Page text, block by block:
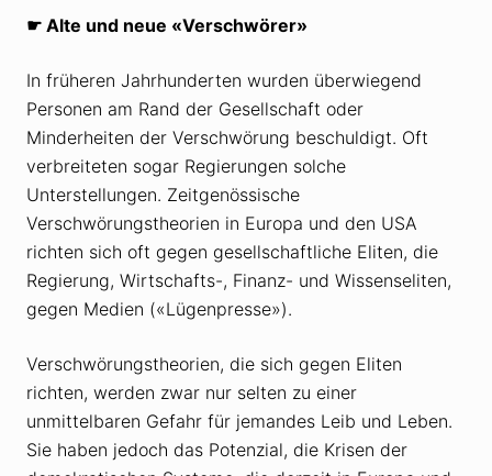
☛ Alte und neue «Verschwörer»
In früheren Jahrhunderten wurden überwiegend
Personen am Rand der Gesellschaft oder
Minderheiten der Verschwörung beschuldigt. Oft
verbreiteten sogar Regierungen solche
Unterstellungen. Zeitgenössische
Verschwörungstheorien in Europa und den USA
richten sich oft gegen gesellschaftliche Eliten, die
Regierung, Wirtschafts-, Finanz- und Wissenseliten,
gegen Medien («Lügenpresse»).
Verschwörungstheorien, die sich gegen Eliten
richten, werden zwar nur selten zu einer
unmittelbaren Gefahr für jemandes Leib und Leben.
Sie haben jedoch das Potenzial, die Krisen der